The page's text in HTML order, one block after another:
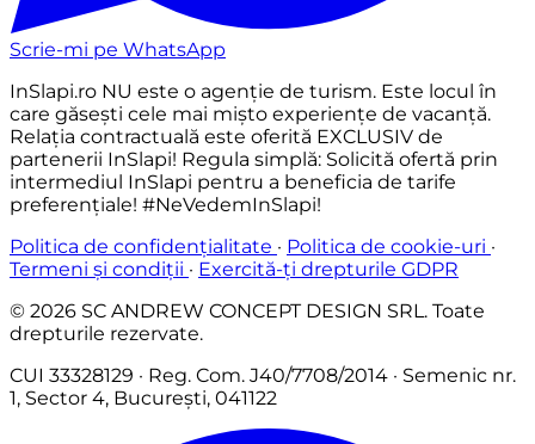
Scrie-mi pe WhatsApp
InSlapi.ro NU este o agenție de turism. Este locul în
care găsești cele mai mișto experiențe de vacanță.
Relația contractuală este oferită EXCLUSIV de
partenerii InSlapi! Regula simplă: Solicită ofertă prin
intermediul InSlapi pentru a beneficia de tarife
preferențiale! #NeVedemInSlapi!
Politica de confidențialitate · Politica de cookie-uri ·
Termeni și condiții · Exercită-ți drepturile GDPR
© 2026 SC ANDREW CONCEPT DESIGN SRL. Toate
drepturile rezervate.
CUI 33328129 · Reg. Com. J40/7708/2014 · Semenic nr.
1, Sector 4, București, 041122